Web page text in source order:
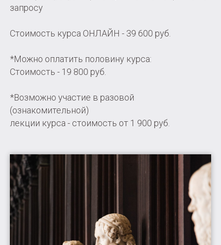
запросу
Стоимость курса ОНЛАЙН - 39 600 руб.
*Можно оплатить половину курса:
Стоимость - 19 800 руб.
*Возможно участие в разовой
(ознакомительной)
лекции курса - стоимость от 1 900 руб.